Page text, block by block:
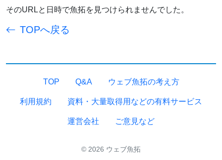
そのURLと日時で魚拓を見つけられませんでした。
TOPへ戻る
TOP Q&A ウェブ魚拓の考え方
利用規約 資料・大量取得用などの有料サービス
運営会社 ご意見など
© 2026 ウェブ魚拓